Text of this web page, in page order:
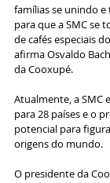
famílias se unindo
para que a SMC se
de cafés especiais do
afirma Osvaldo
da Cooxupé.
Atualmente, a SMC
para 28 países e o
potencial para
origens do mundo.
O presidente da